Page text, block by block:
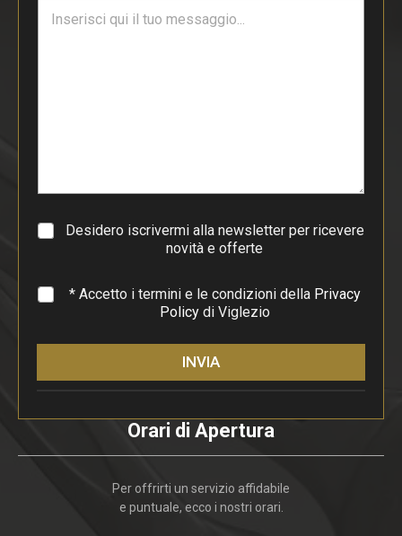
g
a
f
Desidero iscrivermi alla newsletter per ricevere
novità e offerte
* * Accetto i termini e le condizioni della Privacy
Policydi Viglezio
INVIA
Orari di Apertura
Per offrirti un servizio affidabile
e puntuale, ecco i nostri orari.